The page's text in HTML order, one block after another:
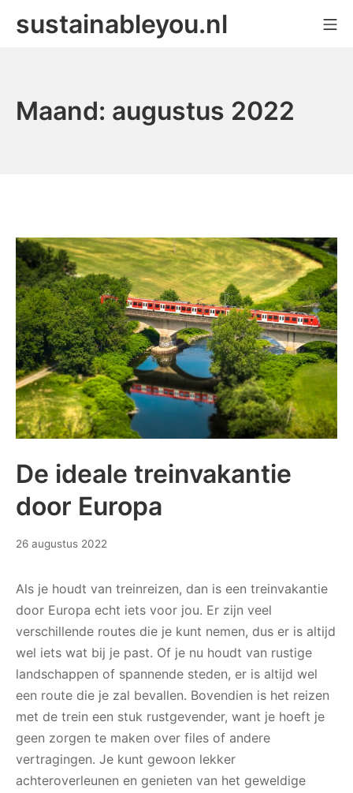
naarsustainableyou.nl
Maand: augustus 2022
De ideale treinvakantie
door Europa
26 augustus 2022
Als je houdt van treinreizen, dan is een treinvakantie
door Europa echt iets voor jou. Er zijn veel
verschillende routes die je kunt nemen, dus er is altijd
wel iets wat bij je past. Of je nu houdt van rustige
landschappen of spannende steden, er is altijd wel
een route die je zal bevallen. Bovendien is het reizen
met de trein een stuk rustgevender, want je hoeft je
geen zorgen te maken over files of andere
vertragingen. Je kunt gewoon lekker
achteroverleunen en genieten van het geweldige